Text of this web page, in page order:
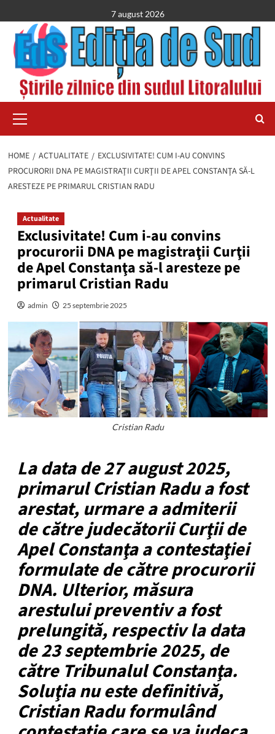
to
content
7 august 2026
Menu
HOME ACTUALITATE
EXCLUSIVITATE! CUM I-AU CONVINS
PROCURORII DNA PE MAGISTRAŢII CURŢII DE APEL CONSTANŢA SĂ-L
ARESTEZE PE PRIMARUL CRISTIAN RADU
Actualitate
Exclusivitate! Cum i-au convins
procurorii DNA pe magistraţii Curţii
de Apel Constanţa să-l aresteze pe
primarul Cristian Radu
admin 25 septembrie 2025
Cristian Radu
La data de 27 august 2025,
primarul Cristian Radu a fost
arestat, urmare a admiterii
de către judecătorii Curţii de
Apel Constanţa a contestaţiei
formulate de către procurorii
DNA. Ulterior, măsura
arestului preventiv a fost
prelungită, respectiv la data
de 23 septembrie 2025, de
către Tribunalul Constanţa.
Soluţia nu este definitivă,
Cristian Radu formulând